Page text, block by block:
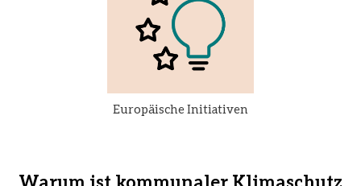
Europäische Initiativen
Warum ist kommunaler Klimaschutz